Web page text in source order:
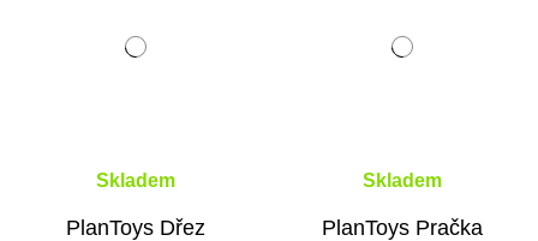
Skladem
PlanToys Dřez
Skladem
PlanToys Pračka